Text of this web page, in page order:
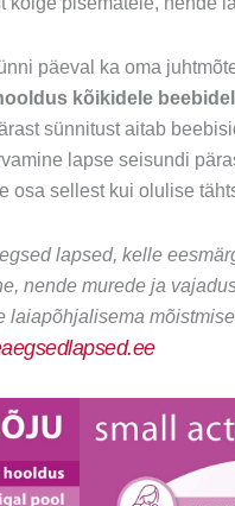
päeval ka oma
kõikidele
sünnitust aitab
lapse seisundi
osa sellest kui olulise
lapsed, kelle
nende murede ja